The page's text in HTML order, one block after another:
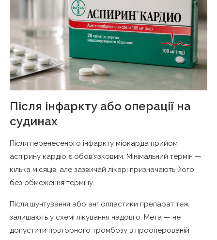
Після інфаркту або операції на
судинах
Після перенесеного інфаркту міокарда прийом
аспірину кардіо є обов’язковим. Мінімальний термін —
кілька місяців, але зазвичай лікарі призначають його
без обмеження терміну.
Після шунтування або ангіопластики препарат теж
залишають у схемі лікування надовго. Мета — не
допустити повторного тромбозу в прооперованій